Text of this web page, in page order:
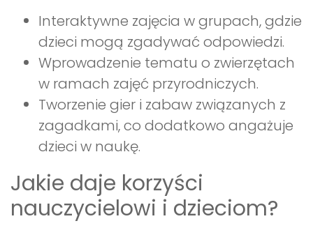
Interaktywne zajęcia w grupach, gdzie
dzieci mogą zgadywać odpowiedzi.
Wprowadzenie tematu o zwierzętach
w ramach zajęć przyrodniczych.
Tworzenie gier i zabaw związanych z
zagadkami, co dodatkowo angażuje
dzieci w naukę.
Jakie daje korzyści
nauczycielowi i dzieciom?